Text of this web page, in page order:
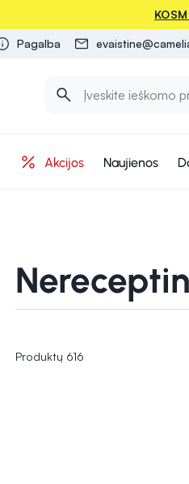
Pagalba
Akcijos Naujienos
Produktų 616